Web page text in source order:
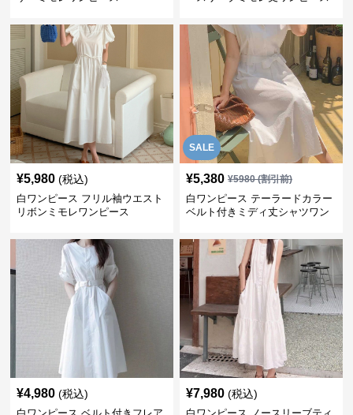
¥5,980 (税込)
白ワンピース フリル袖ウエスト
リボンミモレワンピース
SALE
¥5,380 ¥5980(割引前)
白ワンピース テーラードカラー
ベルト付きミディ丈シャツワン
¥4,980 (税込) ¥7,980 (税込)